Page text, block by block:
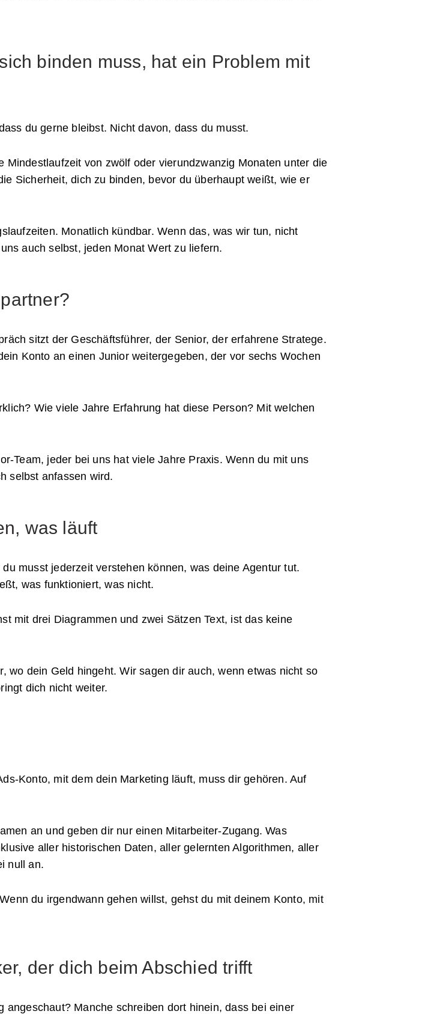
binden muss, hat ein Problem mit
du gerne bleibst. Nicht davon, dass du musst.
von zwölf oder vierundzwanzig Monaten unter die
Sicherheit, dich zu binden, bevor du überhaupt weißt, wie er
Monatlich kündbar. Wenn das, was wir tun, nicht
auch selbst, jeden Monat Wert zu liefern.
sitzt der Geschäftsführer, der Senior, der erfahrene Stratege.
Konto an einen Junior weitergegeben, der vor sechs Wochen
Wie viele Jahre Erfahrung hat diese Person? Mit welchen
Team, jeder bei uns hat viele Jahre Praxis. Wenn du mit uns
selbst anfassen wird.
was läuft
musst jederzeit verstehen können, was deine Agentur tut.
was funktioniert, was nicht.
mit drei Diagrammen und zwei Sätzen Text, ist das keine
wo dein Geld hingeht. Wir sagen dir auch, wenn etwas nicht so
dich nicht weiter.
Konto, mit dem dein Marketing läuft, muss dir gehören. Auf
an und geben dir nur einen Mitarbeiter-Zugang. Was
aller historischen Daten, aller gelernten Algorithmen, aller
null an.
du irgendwann gehen willst, gehst du mit deinem Konto, mit
der dich beim Abschied trifft
Manche schreiben dort hinein, dass bei einer